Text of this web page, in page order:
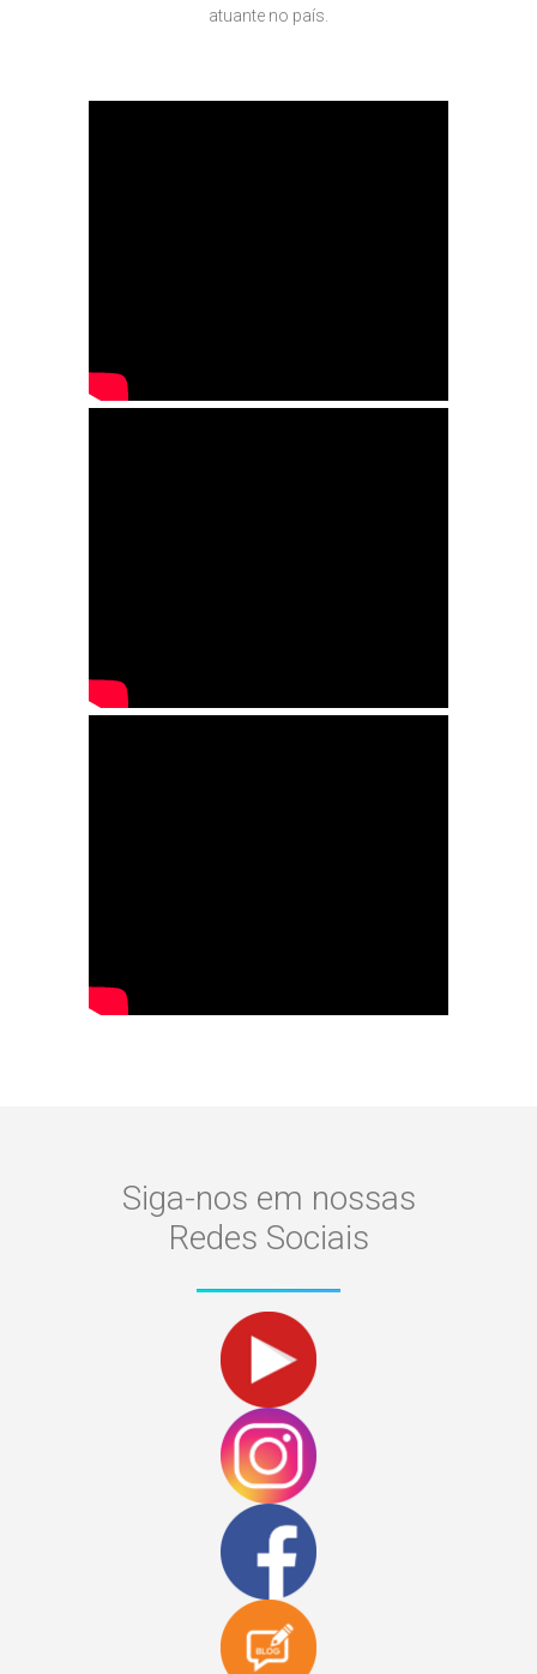
atuante no país.
Siga-nos em nossas
Redes Sociais